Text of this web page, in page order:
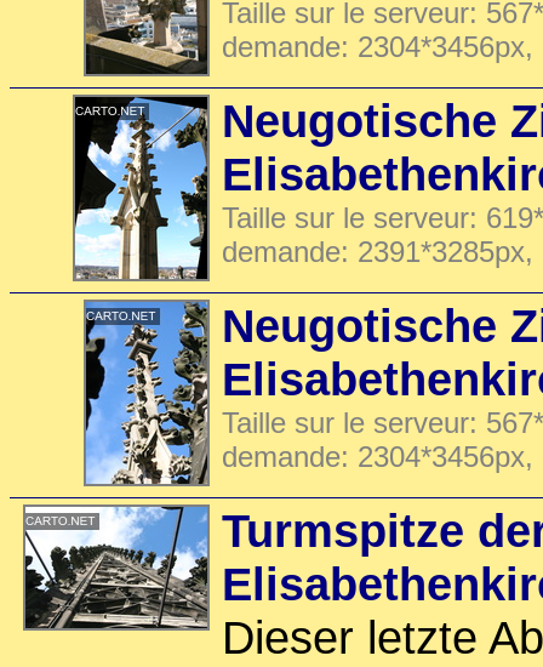
Taille sur le serveur:
demande:
Neugotische
Taille sur le serveur:
demande:
Neugotische
Taille sur le serveur:
demande:
Turmspitze
Dieser letzte